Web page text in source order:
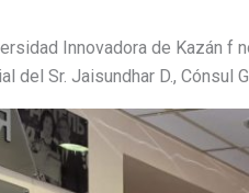
Innovadora de Kazán
del Sr. Jaisundhar D., Cónsul